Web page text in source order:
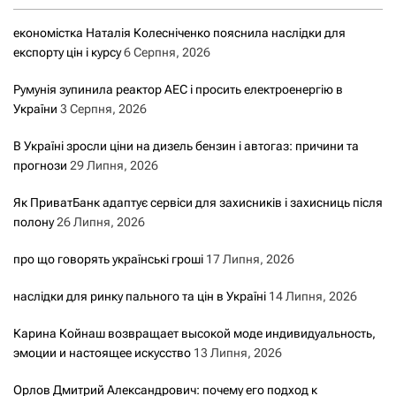
економістка Наталія Колесніченко пояснила наслідки для
експорту цін і курсу6 Серпня, 2026
Румунія зупинила реактор АЕС і просить електроенергію в
України 3 Серпня, 2026
В Україні зросли ціни на дизель бензин і автогаз: причини та
прогнози 29 Липня, 2026
Як ПриватБанк адаптує сервіси для захисників і захисниць після
полону26 Липня, 2026
про що говорять українські гроші 17 Липня, 2026
наслідки для ринку пального та цін в Україні 14 Липня, 2026
Карина Койнаш возвращает высокой моде индивидуальность,
эмоции и настоящее искусство 13 Липня, 2026
Орлов Дмитрий Александрович: почему его подход к